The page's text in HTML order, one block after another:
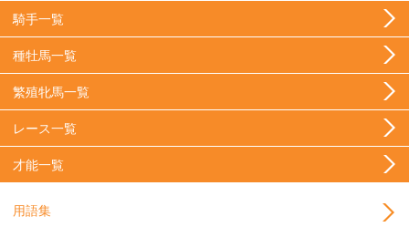
騎手一覧
種牡馬一覧
繁殖牝馬一覧
レース一覧
才能一覧
用語集